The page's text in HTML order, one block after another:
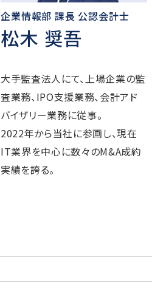
企業情報部 課長 公認会計士
松木 奨吾
大手監査法人にて、上場企業の監
査業務、IPO支援業務、会計アド
バイザリー業務に従事。
2022年から当社に参画し、現在
IT業界を中心に数々のM&A成約
実績を誇る。